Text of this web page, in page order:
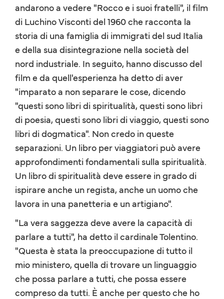
andarono a vedere "Rocco e i suoi fratelli", il film
di Luchino Visconti del 1960 che racconta la
storia di una famiglia di immigrati del sud Italia
e della sua disintegrazione nella società del
nord industriale. In seguito, hanno discusso del
film e da quell'esperienza ha detto di aver
"imparato a non separare le cose, dicendo
"questi sono libri di spiritualità, questi sono libri
di poesia, questi sono libri di viaggio, questi sono
libri di dogmatica". Non credo in queste
separazioni. Un libro per viaggiatori può avere
approfondimenti fondamentali sulla spiritualità.
Un libro di spiritualità deve essere in grado di
ispirare anche un regista, anche un uomo che
lavora in una panetteria e un artigiano".
"La vera saggezza deve avere la capacità di
parlare a tutti", ha detto il cardinale Tolentino.
"Questa è stata la preoccupazione di tutto il
mio ministero, quella di trovare un linguaggio
che possa parlare a tutti, che possa essere
compreso da tutti. È anche per questo che ho